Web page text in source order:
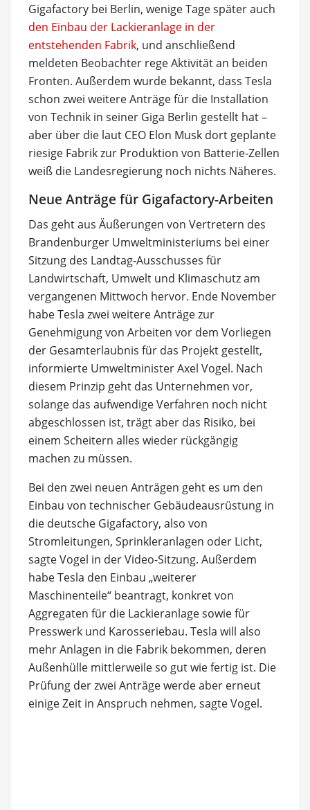
Gigafactory bei Berlin, wenige Tage später auch
den Einbau der Lackieranlage in der
entstehenden Fabrik, und anschließend
meldeten Beobachter rege Aktivität an beiden
Fronten. Außerdem wurde bekannt, dass Tesla
schon zwei weitere Anträge für die Installation
von Technik in seiner Giga Berlin gestellt hat –
aber über die laut CEO Elon Musk dort geplante
riesige Fabrik zur Produktion von Batterie-Zellen
weiß die Landesregierung noch nichts Näheres.
Neue Anträge für Gigafactory-Arbeiten
Das geht aus Äußerungen von Vertretern des
Brandenburger Umweltministeriums bei einer
Sitzung des Landtag-Ausschusses für
Landwirtschaft, Umwelt und Klimaschutz am
vergangenen Mittwoch hervor. Ende November
habe Tesla zwei weitere Anträge zur
Genehmigung von Arbeiten vor dem Vorliegen
der Gesamterlaubnis für das Projekt gestellt,
informierte Umweltminister Axel Vogel. Nach
diesem Prinzip geht das Unternehmen vor,
solange das aufwendige Verfahren noch nicht
abgeschlossen ist, trägt aber das Risiko, bei
einem Scheitern alles wieder rückgängig
machen zu müssen.
Bei den zwei neuen Anträgen geht es um den
Einbau von technischer Gebäudeausrüstung in
die deutsche Gigafactory, also von
Stromleitungen, Sprinkleranlagen oder Licht,
sagte Vogel in der Video-Sitzung. Außerdem
habe Tesla den Einbau „weiterer
Maschinenteile“ beantragt, konkret von
Aggregaten für die Lackieranlage sowie für
Presswerk und Karosseriebau. Tesla will also
mehr Anlagen in die Fabrik bekommen, deren
Außenhülle mittlerweile so gut wie fertig ist. Die
Prüfung der zwei Anträge werde aber erneut
einige Zeit in Anspruch nehmen, sagte Vogel.